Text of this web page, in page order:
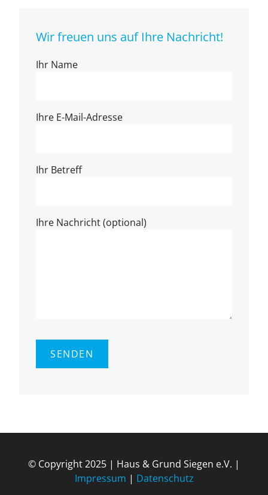
Wir freuen uns auf Ihre Nachricht!
Ihr Name
Ihre E-Mail-Adresse
Ihr Betreff
Ihre Nachricht (optional)
© Copyright 2025 | Haus & Grund Siegen e.V. |
Impressum | Datenschutz